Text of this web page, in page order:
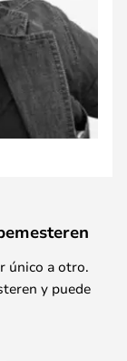
único a otro.
y puede